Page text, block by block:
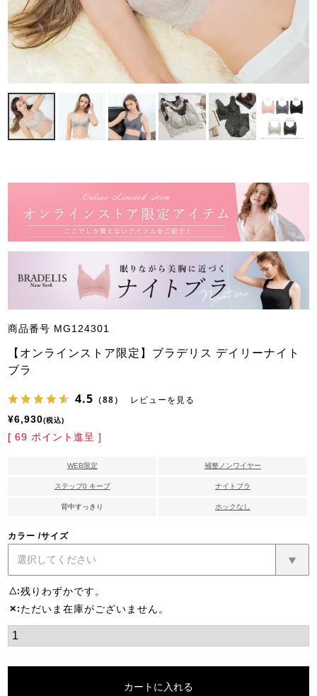
商品番号 MG124301
【オンラインストア限定】ブラデリス デイリーナイト
ブラ
4.5 （88） レビューを見る
¥6,930 税込
[ 69 ポイント進呈 ]
WEB限定 補整ノンワイヤー
ステップ0 キープ ナイトブラ
背中すっきり ホックなし
カラー サイズ
△ 残りわずかです。
✕ ただいま在庫がございません。
カートに入れる